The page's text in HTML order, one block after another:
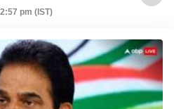
pm (IST)